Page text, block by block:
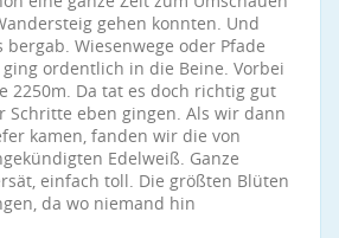
gehen konnten. Und
Wiesenwege oder Pfade
ordentlich in die Beine. Vorbei
2250m. Da tat es doch richtig gut
Schritte eben gingen. Als wir dann
kamen, fanden wir die von
Edelweiß. Ganze
einfach toll. Die größten Blüten
da wo niemand hin